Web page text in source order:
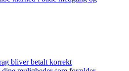
bliver betalt korrekt